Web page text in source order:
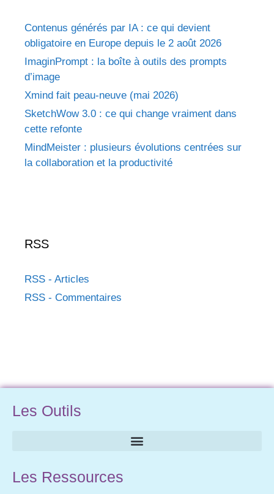
Contenus générés par IA : ce qui devient
obligatoire en Europe depuis le 2 août 2026
ImaginPrompt : la boîte à outils des prompts
d’image
Xmind fait peau-neuve (mai 2026)
SketchWow 3.0 : ce qui change vraiment dans
cette refonte
MindMeister : plusieurs évolutions centrées sur
la collaboration et la productivité
RSS
RSS - Articles
RSS - Commentaires
Les Outils
Les Ressources